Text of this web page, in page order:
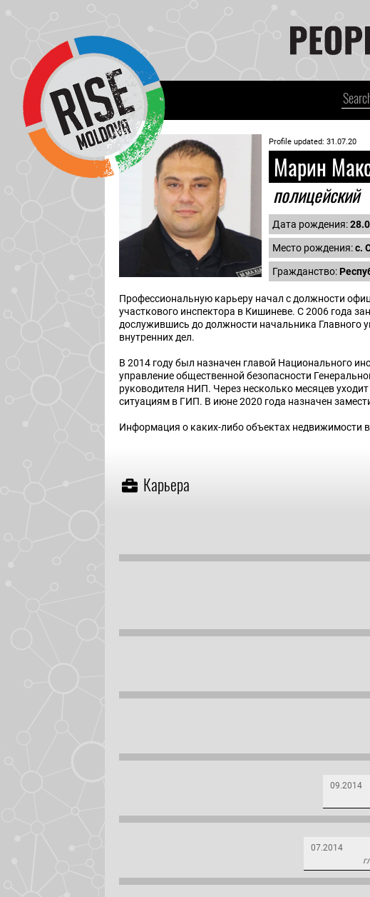
Profile updated: 31.07.20
Марин
полицейский
Дата рождения:
Место рождения:с.
Гражданство:
Профессиональную карьеру начал с должности
участкового инспектора в Кишиневе. С 2006 года
дослужившись до должности начальника Главного
внутренних дел.
В 2014 году был назначен главой Национального
управление общественной безопасности
руководителя НИП. Через несколько месяцев
ситуациям в ГИП. В июне 2020 года назначен
Информация о каких-либо объектах недвижимости
Карьера
09.2014
07.2014